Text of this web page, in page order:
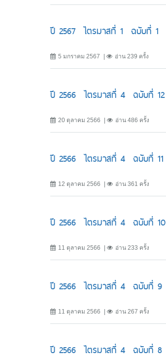
ปี 2567 ไตรมาสที่ 1 ฉบับที่ 1
5 มกราคม 2567 อ่าน 239 ครั้ง
ปี 2566 ไตรมาสที่ 4 ฉบับที่ 12
20 ตุลาคม 2566 อ่าน 486 ครั้ง
ปี 2566 ไตรมาสที่ 4 ฉบับที่ 11
12 ตุลาคม 2566 อ่าน 361 ครั้ง
ปี 2566 ไตรมาสที่ 4 ฉบับที่ 10
11 ตุลาคม 2566 อ่าน 233 ครั้ง
ปี 2566 ไตรมาสที่ 4 ฉบับที่ 9
11 ตุลาคม 2566 อ่าน 267 ครั้ง
ปี 2566 ไตรมาสที่ 4 ฉบับที่ 8